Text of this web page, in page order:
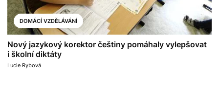
DOMÁCÍ VZDĚLÁVÁNÍ
Nový jazykový korektor češtiny pomáhaly vylepšovat
i školní diktáty
Lucie Rybová